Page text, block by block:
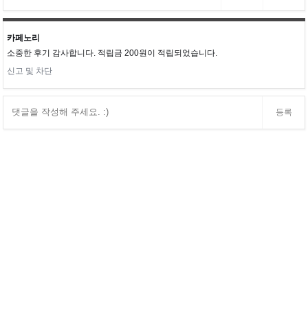
카페노리
소중한 후기 감사합니다. 적립금 200원이 적립되었습니다.
신고 및 차단
등록